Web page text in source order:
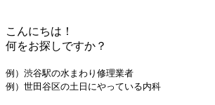
こんにちは！
何をお探しですか？
例）渋谷駅の水まわり修理業者
例）世田谷区の土日にやっている内科